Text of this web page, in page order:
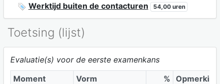
Werktijd buiten de contacturen 54,00 uren
Toetsing (lijst)
Evaluatie(s) voor de eerste examenkans
Moment
Vorm % Opmerking